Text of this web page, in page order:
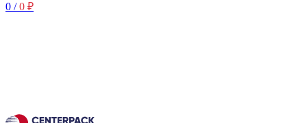
0 / 0 ₽